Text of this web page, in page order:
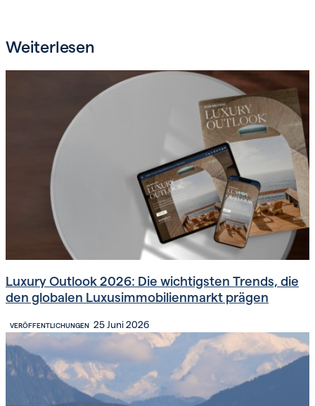
Weiterlesen
Luxury Outlook 2026: Die wichtigsten Trends, die
den globalen Luxusimmobilienmarkt prägen
VERÖFFENTLICHUNGEN 25 Juni 2026